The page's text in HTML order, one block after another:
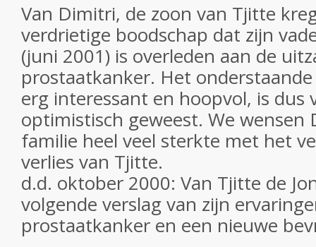
Van Dimitri, de zoon van Tjitte
verdrietige boodschap dat zijn
(juni 2001) is overleden aan de
prostaatkanker. Het
erg interessant en hoopvol, is
optimistisch geweest. We wensen
familie heel veel sterkte met het
verlies van Tjitte.
d.d. oktober 2000: Van Tjitte de
volgende verslag van zijn
prostaatkanker en een nieuwe